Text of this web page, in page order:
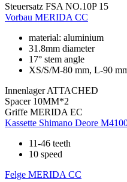
Steuersatz FSA NO.10P 15
Vorbau MERIDA CC
material: aluminium
31.8mm diameter
17° stem angle
XS/S/M-80 mm, L-90
Innenlager ATTACHED
Spacer 10MM*2
Griffe MERIDA EC
Kassette Shimano Deore
11-46 teeth
10 speed
Felge MERIDA CC